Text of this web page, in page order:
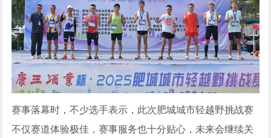
赛事落幕时，不少选手表示，此次肥城城市轻越野挑战赛
不仅赛道体验极佳，赛事服务也十分贴心，未来会继续关